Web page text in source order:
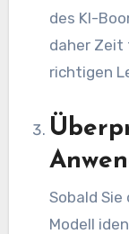
des KI-
daher Zeit
richtigen
Sobald Sie das zu implementierende KI-
Modell